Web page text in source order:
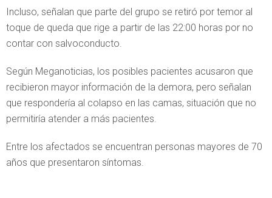
Incluso, señalan que parte del grupo se retiró por temor al
toque de queda que rige a partir de las 22:00 horas por no
contar con salvoconducto.
Según Meganoticias, los posibles pacientes acusaron que
recibieron mayor información de la demora, pero señalan
que respondería al colapso en las camas, situación que no
permitiría atender a más pacientes.
Entre los afectados se encuentran personas mayores de 70
años que presentaron síntomas.